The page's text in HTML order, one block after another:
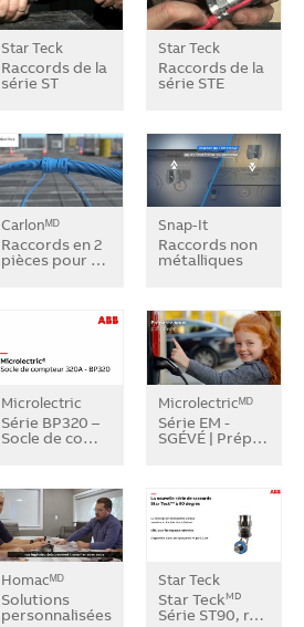
Star Teck
Raccords de la
série ST
Star Teck
Raccords de la
série STE
Carlonᴹᴰ
Raccords en 2
pièces pour …
Snap-It
Raccords non
métalliques
Microlectric
Série BP320 –
Socle de co…
Microlectricᴹᴰ
Série EM -
SGÉVÉ | Prép…
Homacᴹᴰ
Solutions
personnalisées…
Star Teck
Star TeckMD
Série ST90, r…